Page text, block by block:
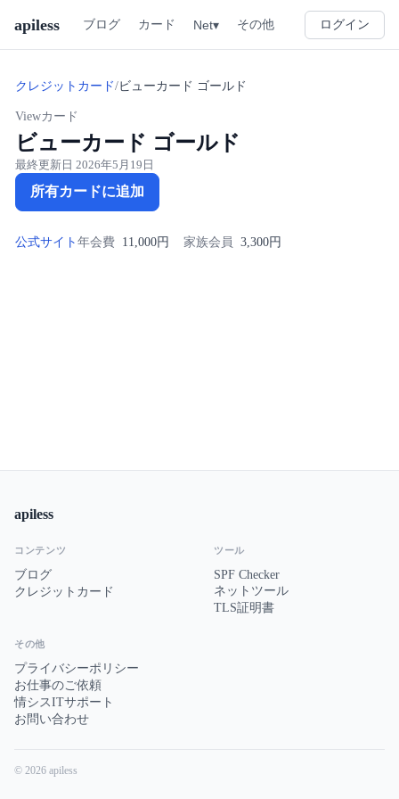
apiless ブログ カード Net▾ その他 ログイン
クレジットカード/ビューカード ゴールド
Viewカード
ビューカード ゴールド
最終更新日 2026年5月19日
所有カードに追加
公式サイト 年会費 11,000円 家族会員 3,300円
apiless
コンテンツ
ブログ
クレジットカード
ツール
SPF Checker
ネットツール
TLS証明書
その他
プライバシーポリシー
お仕事のご依頼
情シスITサポート
お問い合わせ
© 2026 apiless